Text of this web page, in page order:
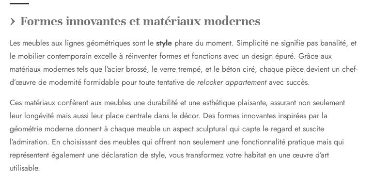
Formes innovantes et matériaux modernes
Les meubles aux lignes géométriques sont le style phare du moment. Simplicité ne signifie pas banalité, et
le mobilier contemporain excelle à réinventer formes et fonctions avec un design épuré. Grâce aux
matériaux modernes tels que l’acier brossé, le verre trempé, et le béton ciré, chaque pièce devient un chef-
d’œuvre de modernité formidable pour toute tentative de relooker appartementavec succès.
Ces matériaux confèrent aux meubles une durabilité et une esthétique plaisante, assurant non seulement
leur longévité mais aussi leur place centrale dans le décor. Des formes innovantes inspirées par la
géométrie moderne donnent à chaque meuble un aspect sculptural qui capte le regard et suscite
l’admiration. En choisissant des meubles qui offrent non seulement une fonctionnalité pratique mais qui
représentent également une déclaration de style, vous transformez votre habitat en une œuvre d’art
utilisable.